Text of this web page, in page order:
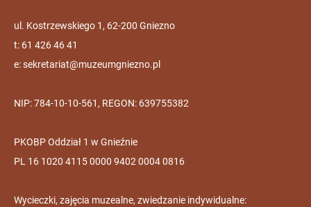
ul. Kostrzewskiego 1, 62-200 Gniezno
t: 61 426 46 41
e:sekretariat@muzeumgniezno.pl
NIP: 784-10-10-561, REGON: 639755382
PKOBP Oddział 1 w Gnieźnie
PL 16 1020 4115 0000 9402 0004 0816
Wycieczki, zajęcia muzealne, zwiedzanie indywidualne: